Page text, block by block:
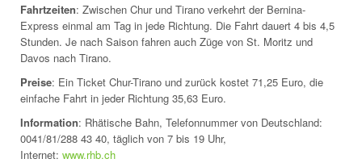
Fahrtzeiten: Zwischen Chur und Tirano verkehrt der Bernina-
Express einmal am Tag in jede Richtung. Die Fahrt dauert 4 bis 4,5
Stunden. Je nach Saison fahren auch Züge von St. Moritz und
Davos nach Tirano.
Preise: Ein Ticket Chur-Tirano und zurück kostet 71,25 Euro, die
einfache Fahrt in jeder Richtung 35,63 Euro.
Information: Rhätische Bahn, Telefonnummer von Deutschland:
0041/81/288 43 40, täglich von 7 bis 19 Uhr,
Internet: www.rhb.ch